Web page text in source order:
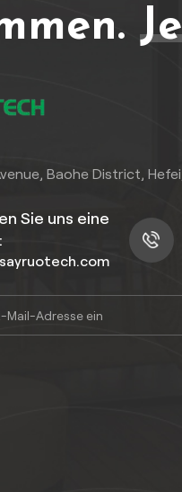
Baohe District,
Sie uns eine